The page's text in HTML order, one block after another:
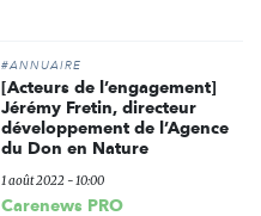
#ANNUAIRE
[Acteurs de l’engagement]
Jérémy Fretin, directeur
développement de l’Agence
du Don en Nature
1 août 2022 - 10:00
Carenews PRO